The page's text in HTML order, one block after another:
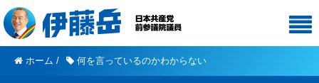
ホーム / 何を言っているのかわからない